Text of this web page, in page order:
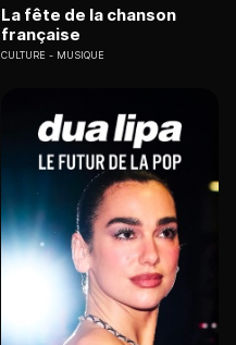
La fête de la chanson
française
CULTURE MUSIQUE